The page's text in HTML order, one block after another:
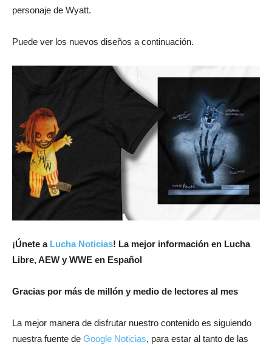
personaje de Wyatt.
Puede ver los nuevos diseños a continuación.
¡Únete a Lucha Noticias! La mejor información en Lucha
Libre, AEW y WWE en Español
Gracias por más de millón y medio de lectores al mes
La mejor manera de disfrutar nuestro contenido es siguiendo
nuestra fuente de Google Noticias, para estar al tanto de las